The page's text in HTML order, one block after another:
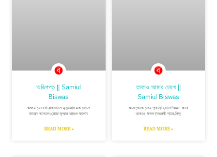
অভিশপ্ত || Samiul
Biswas
অক্ষম মেয়েটা,একচোখে মৃত্যুআর এক চোখে
জন্মের আকাল।রোজ ক্ষুধার আগুন জ্বালায়
READ MORE »
তাকাও আমার চোখে ||
Samiul Biswas
কবে থেকে প্রেম পুষছো চোখে?অমন করে
তাকাও যখন বৈতরণী পারে,বিন্দু
READ MORE »